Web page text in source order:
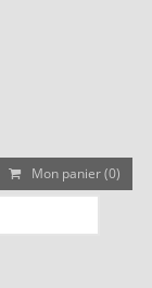
Mon panier (0)